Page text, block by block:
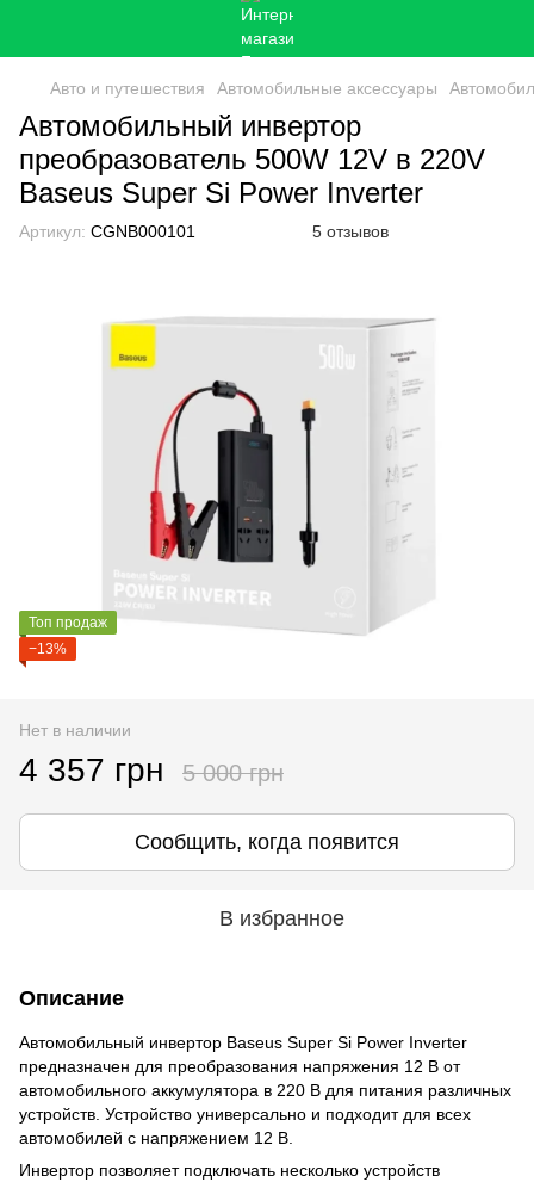
Авто и путешествия Автомобильные аксессуары
Автомобильный инвертор
преобразователь 500W 12V в 220V
Baseus Super Si Power Inverter
Артикул: CGNB000101 5 отзывов
Топ продаж
−13%
Нет в наличии
4 357 грн 5 000 грн
Сообщить, когда появится
В избранное
Описание
Автомобильный инвертор Baseus Super Si Power Inverter
предназначен для преобразования напряжения 12 В от
автомобильного аккумулятора в 220 В для питания различных
устройств. Устройство универсально и подходит для всех
автомобилей с напряжением 12 В.
Инвертор позволяет подключать несколько устройств